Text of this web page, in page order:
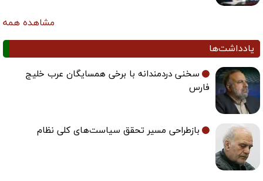
مشاهده همه
یادداشت‌ها
سخنی دردمندانه با برخی همسایگان عرب خلیج
فارس
بازطراحی مسیر تحقق سیاست‌های کلی نظام